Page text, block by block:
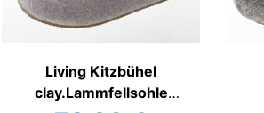
Living Kitzbühel
clay.Lammfellsohle